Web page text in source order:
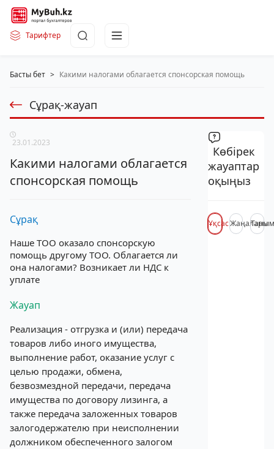
Тарифтер
Басты бет > Какими налогами облагается спонсорская помощь
Сұрақ-жауап
23.01.2023
Какими налогами облагается
спонсорская помощь
Сұрақ
Наше ТОО оказало спонсорскую
помощь другому ТОО. Облагается ли
она налогами? Возникает ли НДС к
уплате
Жауап
Реализация - отгрузка и (или) передача
товаров либо иного имущества,
выполнение работ, оказание услуг с
целью продажи, обмена,
безвозмездной передачи, передача
имущества по договору лизинга, а
также передача заложенных товаров
залогодержателю при неисполнении
должником обеспеченного залогом
Көбірек
жауаптар
оқыңыз
ҰқсасЖаңалары